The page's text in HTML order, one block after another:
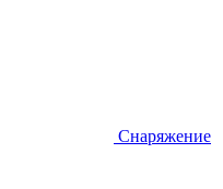
Снаряжение